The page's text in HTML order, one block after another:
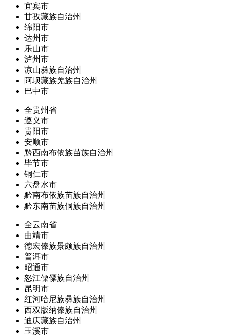
宜宾市
甘孜藏族自治州
绵阳市
达州市
乐山市
泸州市
凉山彝族自治州
阿坝藏族羌族自治州
巴中市
全贵州省
遵义市
贵阳市
安顺市
黔西南布依族苗族自治州
毕节市
铜仁市
六盘水市
黔南布依族苗族自治州
黔东南苗族侗族自治州
全云南省
曲靖市
德宏傣族景颇族自治州
普洱市
昭通市
怒江傈僳族自治州
昆明市
红河哈尼族彝族自治州
西双版纳傣族自治州
迪庆藏族自治州
玉溪市